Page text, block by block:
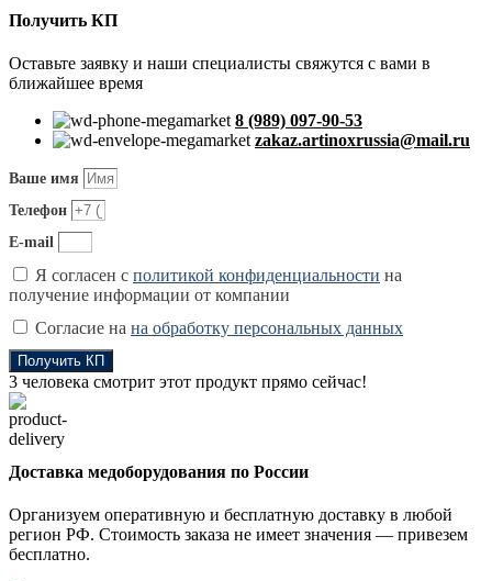
со
—
Металл
полимере
Получить КП
Оставьте заявку и наши специалисты свяжутся с вами в
ближайшее время
8 (989) 097-90-53
zakaz.artinoxrussia@mail.ru
Ваше имя
Телефон
E-mail
Я согласен с политикой конфиденциальности на
получение информации от компании
Согласие на на обработку персональных данных
Получить КП
3 человека смотрит этот продукт прямо сейчас!
Доставка медоборудования по России
Организуем оперативную и бесплатную доставку в любой
регион РФ. Стоимость заказа не имеет значения — привезем
бесплатно.